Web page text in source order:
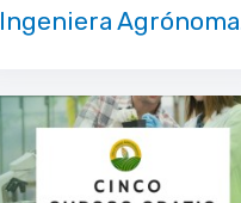
Ingeniera